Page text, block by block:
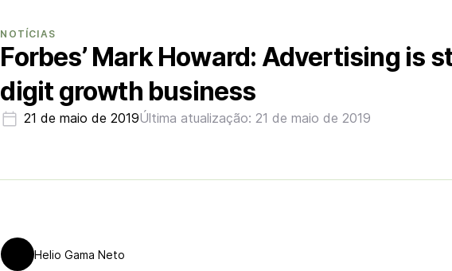
NOTÍCIAS
Forbes’ Mark Howard: Advertising is
digit growth business
21 de maio de 2019Última atualização: 21 de maio de 2019
Helio Gama Neto